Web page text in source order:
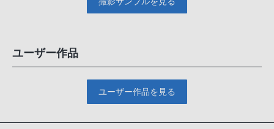
ユーザー作品
ユーザー作品を見る